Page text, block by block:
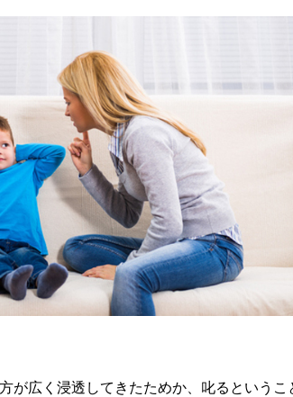
が広く浸透してきたためか、叱るというこ